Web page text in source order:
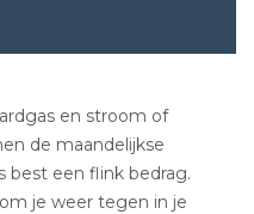
en stroom of
de maandelijkse
best een flink bedrag.
je weer tegen in je